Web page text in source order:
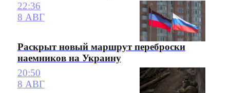
22:36
8 АВГ
Раскрыт новый маршрут переброски
наемников на Украину
20:50
8 АВГ